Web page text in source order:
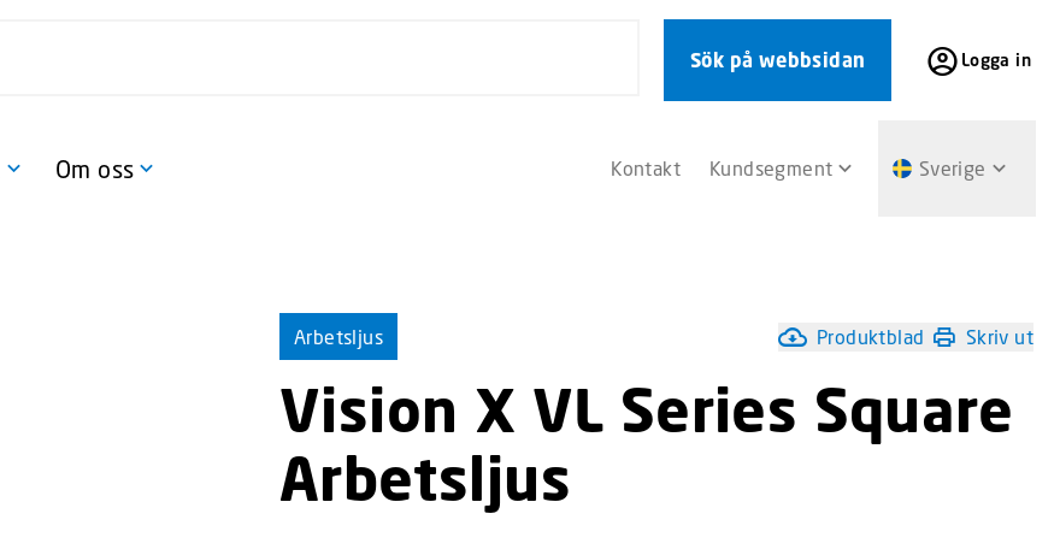
Sök på webbsidan Logga in
Om oss Kontakt Kundsegment Sverige
Arbetsljus Produktblad Skriv ut
Vision X VL Series Square
Arbetsljus